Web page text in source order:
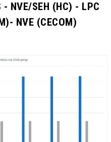
NVE/SEH (HC) - LPC
NVE (CECOM)